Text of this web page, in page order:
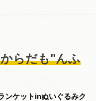
らだも"んふ
ンケットinぬいぐるみク